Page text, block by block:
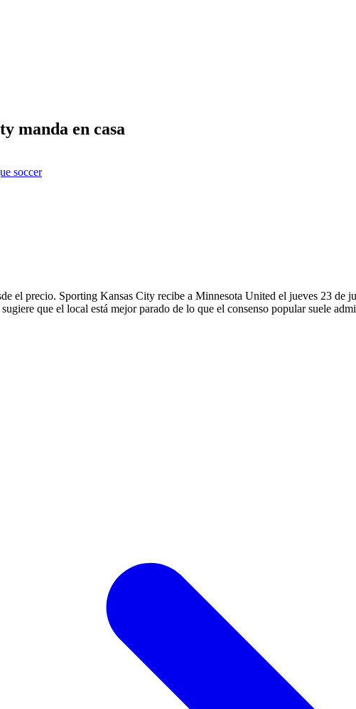
manda en casa
soccer
el precio. Sporting Kansas City recibe a Minnesota United el jueves 23 de
que el local está mejor parado de lo que el consenso popular suele